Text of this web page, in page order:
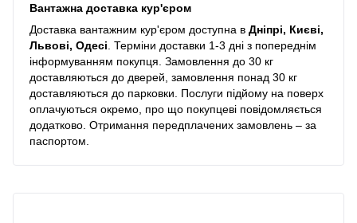
Вантажна доставка кур'єром
Доставка вантажним кур'єром доступна в Дніпрі, Києві,
Львові, Одесі . Терміни доставки 1-3 дні з попереднім
інформуванням покупця. Замовлення до 30 кг
доставляються до дверей, замовлення понад 30 кг
доставляються до парковки. Послуги підйому на поверх
оплачуються окремо, про що покупцеві повідомляється
додатково. Отримання передплачених замовлень – за
паспортом.